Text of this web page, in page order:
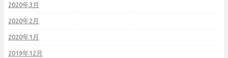
2020年3月
2020年2月
2020年1月
2019年12月